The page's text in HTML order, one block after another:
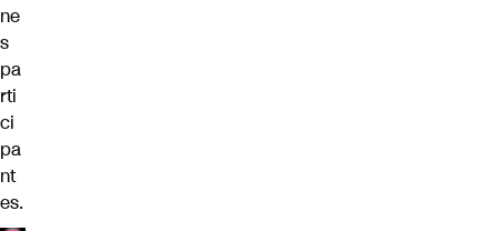
ne
s
pa
rti
ci
pa
nt
es.